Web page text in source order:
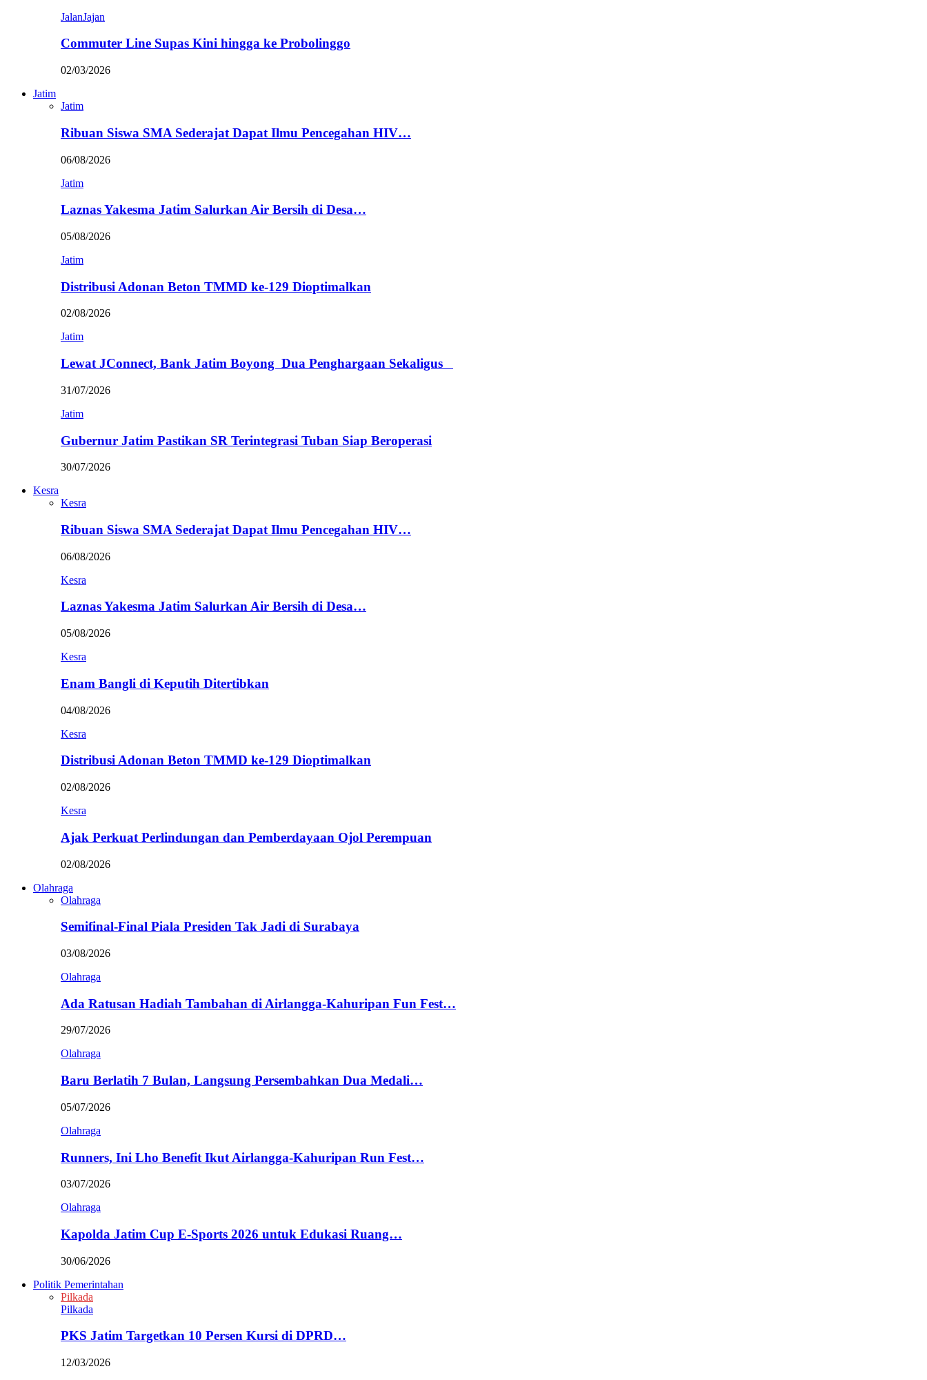
JalanJajan
Commuter Line Supas Kini hingga ke Probolinggo
02/03/2026
Jatim
Jatim
Ribuan Siswa SMA Sederajat Dapat Ilmu Pencegahan HIV…
06/08/2026
Jatim
Laznas Yakesma Jatim Salurkan Air Bersih di Desa…
05/08/2026
Jatim
Distribusi Adonan Beton TMMD ke-129 Dioptimalkan
02/08/2026
Jatim
Lewat JConnect, Bank Jatim Boyong Dua Penghargaan Sekaligus
31/07/2026
Jatim
Gubernur Jatim Pastikan SR Terintegrasi Tuban Siap Beroperasi
30/07/2026
Kesra
Kesra
Ribuan Siswa SMA Sederajat Dapat Ilmu Pencegahan HIV…
06/08/2026
Kesra
Laznas Yakesma Jatim Salurkan Air Bersih di Desa…
05/08/2026
Kesra
Enam Bangli di Keputih Ditertibkan
04/08/2026
Kesra
Distribusi Adonan Beton TMMD ke-129 Dioptimalkan
02/08/2026
Kesra
Ajak Perkuat Perlindungan dan Pemberdayaan Ojol Perempuan
02/08/2026
Olahraga
Olahraga
Semifinal-Final Piala Presiden Tak Jadi di Surabaya
03/08/2026
Olahraga
Ada Ratusan Hadiah Tambahan di Airlangga-Kahuripan Fun Fest…
29/07/2026
Olahraga
Baru Berlatih 7 Bulan, Langsung Persembahkan Dua Medali…
05/07/2026
Olahraga
Runners, Ini Lho Benefit Ikut Airlangga-Kahuripan Run Fest…
03/07/2026
Olahraga
Kapolda Jatim Cup E-Sports 2026 untuk Edukasi Ruang…
30/06/2026
Politik Pemerintahan
Pilkada
Pilkada
PKS Jatim Targetkan 10 Persen Kursi di DPRD…
12/03/2026